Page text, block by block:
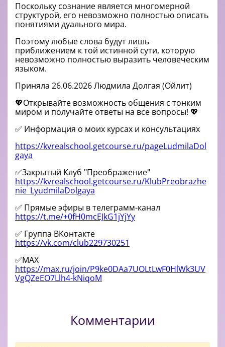
Поскольку сознание является многомерной
структурой, его невозможно полностью описать
понятиями дуального мира.
Поэтому любые слова будут лишь
приближением к той истинной сути, которую
невозможно полностью выразить человеческим
языком.
Приняла 26.06.2026 Людмила Долгая (Ойлит)
💖Открывайте возможность общения с тонким
миром и получайте ответы на все вопросы! 💖
✅ Информация о моих курсах и консультациях
https://kvrealschool.getcourse.ru/pageLudmilaDol
gaya
✅Закрытый Клуб "Преображение"
https://kvrealschool.getcourse.ru/KlubPreobrazhe
nie_LyudmilaDolgaya
✅ Прямые эфиры в телеграмм-канал
https://t.me/+0fH0mcEJkG1jYjYy
✅ Группа ВКонтакте
https://vk.com/club229730251
✅MAX
https://max.ru/join/P9ke0DAa7UOLtLwF0HlWk3UV
VgQZeEO7Llh4-kNiqoM
Комментарии